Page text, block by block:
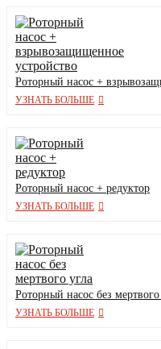
Роторный насос +
УЗНАТЬ БОЛЬШЕ
Роторный насос + редуктор
УЗНАТЬ БОЛЬШЕ
Роторный насос без мертвого
УЗНАТЬ БОЛЬШЕ